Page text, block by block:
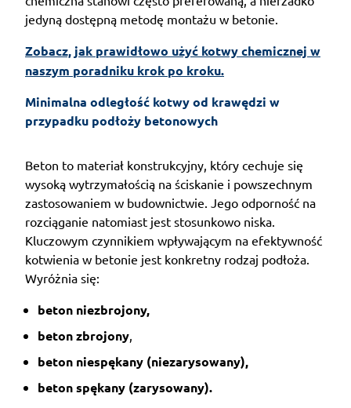
jedyną dostępną metodę montażu w betonie.
Zobacz, jak prawidłowo użyć kotwy chemicznej w
naszym poradniku krok po kroku.
Minimalna odległość kotwy od krawędzi w
przypadku podłoży betonowych
Beton to materiał konstrukcyjny, który cechuje się
wysoką wytrzymałością na ściskanie i powszechnym
zastosowaniem w budownictwie. Jego odporność na
rozciąganie natomiast jest stosunkowo niska.
Kluczowym czynnikiem wpływającym na efektywność
kotwienia w betonie jest konkretny rodzaj podłoża.
Wyróżnia się:
beton niezbrojony,
beton zbrojony
beton niespękany (niezarysowany),
beton spękany (zarysowany).